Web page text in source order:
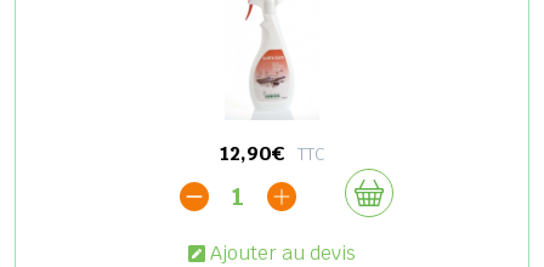
12,90€ TTC
1
Ajouter au devis